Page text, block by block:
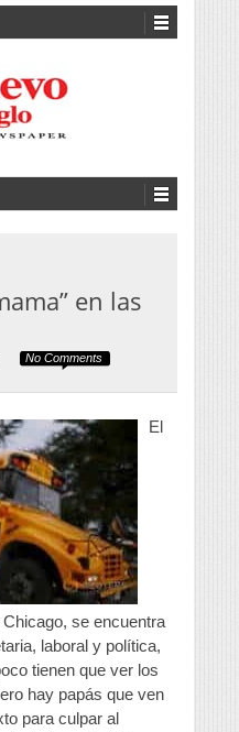
en las
No Comments
El
se encuentra
laboral y política,
tienen que ver los
hay papás que ven
para culpar al